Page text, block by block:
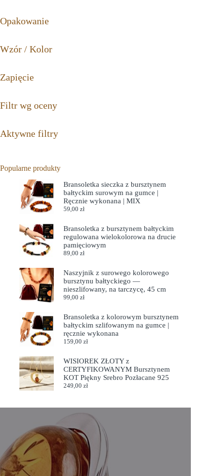
Opakowanie
Wzór / Kolor
Zapięcie
Filtr wg oceny
Aktywne filtry
Popularne produkty
Bransoletka sieczka z bursztynem
bałtyckim surowym na gumce |
Ręcznie wykonana | MIX
59,00 zł
Bransoletka z bursztynem bałtyckim
regulowana wielokolorowa na drucie
pamięciowym
89,00 zł
Naszyjnik z surowego kolorowego
bursztynu bałtyckiego —
nieszlifowany, na tarczycę, 45 cm
99,00 zł
Bransoletka z kolorowym bursztynem
bałtyckim szlifowanym na gumce |
ręcznie wykonana
159,00 zł
WISIOREK ZŁOTY z
CERTYFIKOWANYM Bursztynem
KOT Piękny Srebro Pozłacane 925
249,00 zł